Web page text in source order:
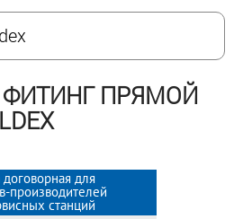
ФИТИНГ ПРЯМОЙ
для
производителей
станций
для
производителей
станций